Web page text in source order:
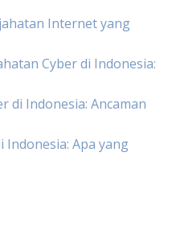
Internet yang
Cyber di Indonesia:
di Indonesia: Ancaman
Indonesia: Apa yang